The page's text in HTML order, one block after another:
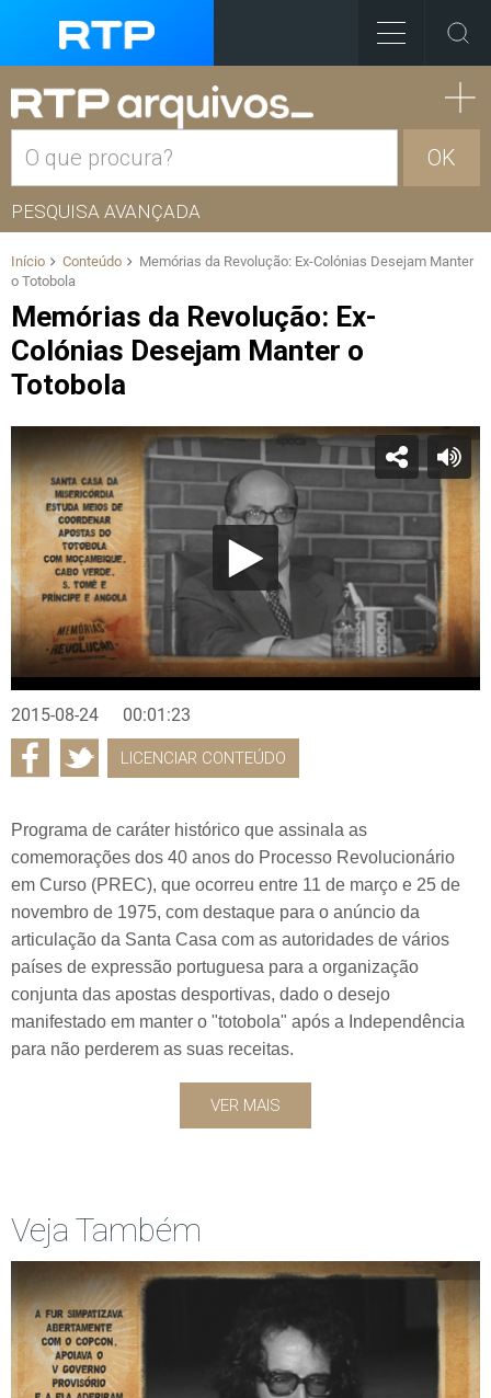
OK
PESQUISA AVANÇADA
Início Conteúdo
Memórias da Revolução: Ex-Colónias Desejam Manter
o Totobola
Memórias da Revolução: Ex-
Colónias Desejam Manter o
Totobola
2015-08-24 00:01:23
LICENCIAR CONTEÚDO
Programa de caráter histórico que assinala as
comemorações dos 40 anos do Processo Revolucionário
em Curso (PREC), que ocorreu entre 11 de março e 25 de
novembro de 1975, com destaque para o anúncio da
articulação da Santa Casa com as autoridades de vários
países de expressão portuguesa para a organização
conjunta das apostas desportivas, dado o desejo
manifestado em manter o "totobola" após a Independência
para não perderem as suas receitas.
VER MAIS
Veja Também